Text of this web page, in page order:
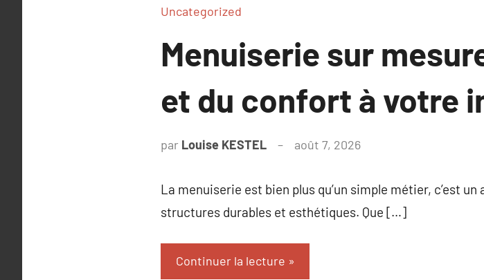
Uncategorized
Menuiserie sur
et du confort à votre
par Louise KESTEL août 7, 2026
La menuiserie est bien plus qu’un simple métier, c’est
structures durables et esthétiques. Que […]
Continuer la lecture